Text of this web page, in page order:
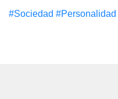
#Sociedad #Personalidad